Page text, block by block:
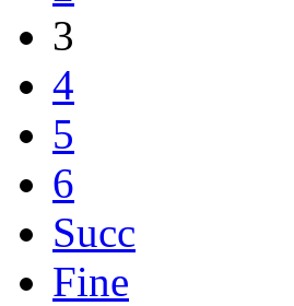
3
4
5
6
Succ
Fine